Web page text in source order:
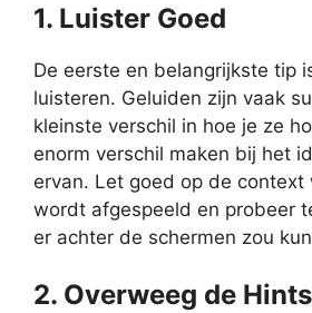
1. Luister Goed
De eerste en belangrijkste tip
luisteren. Geluiden zijn vaak
kleinste verschil in hoe je ze
enorm verschil maken bij het
ervan. Let goed op de context
wordt afgespeeld en probeer
er achter de schermen zou
2. Overweeg de Hints